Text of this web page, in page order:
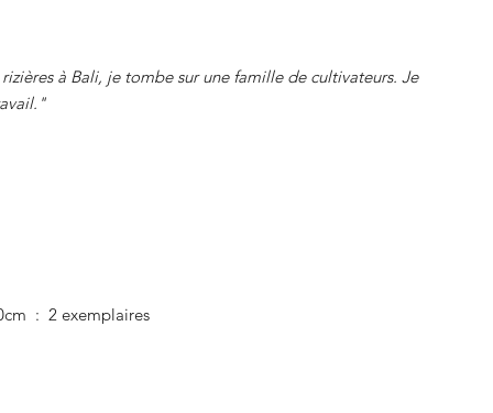
à Bali, je tombe sur une famille de cultivateurs. Je
: 2 exemplaires